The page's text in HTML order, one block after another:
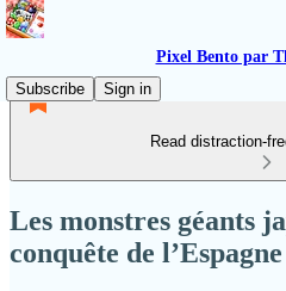
Pixel Bento par
Subscribe
Sign in
Read distraction-
Les monstres géants
conquête de l’Espagne